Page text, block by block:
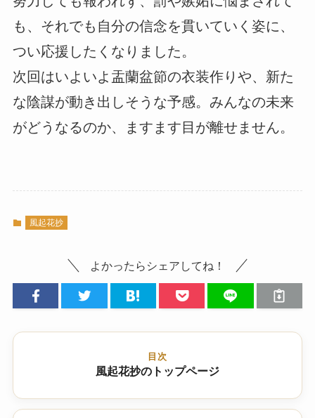
も、それでも自分の信念を貫いていく姿に、
つい応援したくなりました。
次回はいよいよ盂蘭盆節の衣装作りや、新た
な陰謀が動き出しそうな予感。みんなの未来
がどうなるのか、ますます目が離せません。
風起花抄
よかったらシェアしてね！
目次
風起花抄のトップページ